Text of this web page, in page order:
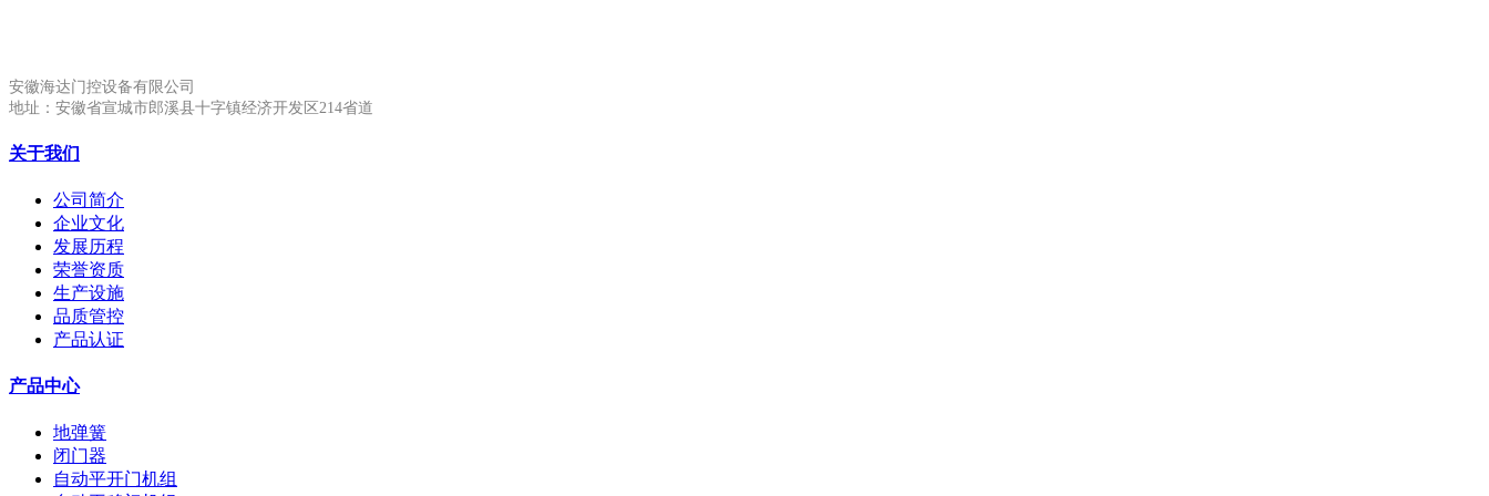
安徽海达门控设备有限公司
地址：安徽省宣城市郎溪县十字镇经济开发区214省道
关于我们
公司简介
企业文化
发展历程
荣誉资质
生产设施
品质管控
产品认证
产品中心
地弹簧
闭门器
自动平开门机组